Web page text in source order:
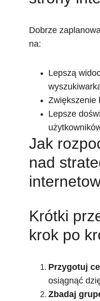
Dobrze
na:
Lepszą
Zwiększenie
Lepsze
Jak
nad
Krótki
krok po
Przygotuj
osiągnąć
Zbadaj